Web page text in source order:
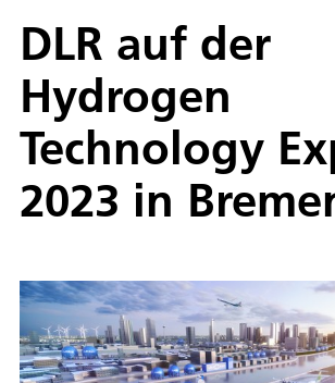
DLR auf der
Hydrogen
Technology
2023 in